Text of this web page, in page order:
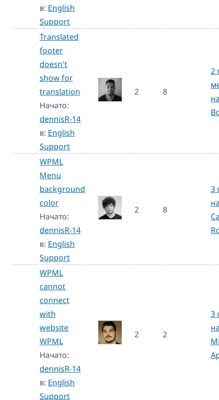
в: English
Support
Translated
footer
doesn't
show for
translation
Начато:
dennisR-14
в: English
Support
2 8
2
WPML
Menu
background
color
Начато:
dennisR-14
в: English
Support
2 8
3
WPML
cannot
connect
with
website
WPML
Начато:
dennisR-14
в: English
Support
2 2
3